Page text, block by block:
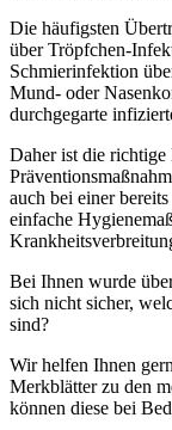
Die häufigsten
über Tröpfchen-
Schmierinfektion
Mund- oder
durchgegarte
Daher ist die
auch bei einer
einfache
Bei Ihnen wurde
sich nicht sicher,
sind?
Wir helfen Ihnen
Merkblätter zu den
können diese bei